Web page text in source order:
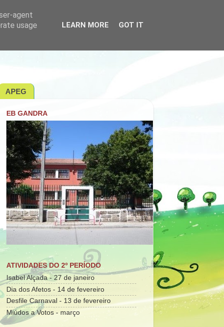
APEG
EB GANDRA
ATIVIDADES DO 2º PERÍODO
Isabel Alçada - 27 de janeiro
Dia dos Afetos - 14 de fevereiro
Desfile Carnaval - 13 de fevereiro
Miúdos a Votos - março
agent
usage
LEARN MORE GOT IT